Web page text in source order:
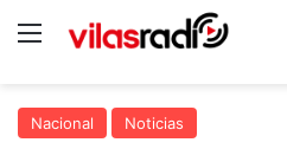
Menú
Nacional Noticias